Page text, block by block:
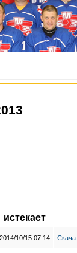
истекает
2014/10/15 07:14